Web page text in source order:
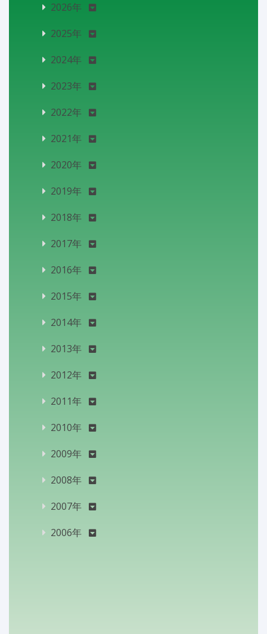
2026年
2025年
2024年
2023年
2022年
2021年
2020年
2019年
2018年
2017年
2016年
2015年
2014年
2013年
2012年
2011年
2010年
2009年
2008年
2007年
2006年